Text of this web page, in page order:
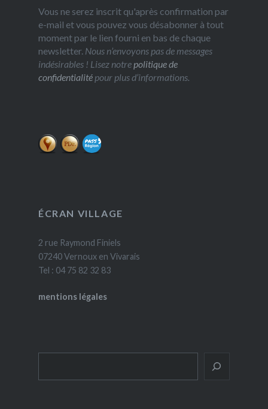
Vous ne serez inscrit qu'après confirmation par
e-mail et vous pouvez vous désabonner à tout
moment par le lien fourni en bas de chaque
newsletter. Nous n’envoyons pas de messages
indésirables ! Lisez notrepolitique de
confidentialitépour plus d’informations.
ÉCRAN VILLAGE
2 rue Raymond Finiels
07240 Vernoux en Vivarais
Tel : 04 75 82 32 83
mentions légales